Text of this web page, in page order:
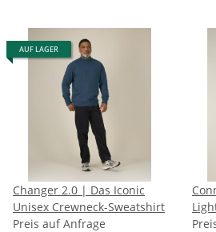
AUF LAGER
Changer 2.0 | Das Iconic
Unisex Crewneck-Sweatshirt
Preis auf Anfrage
Zip-